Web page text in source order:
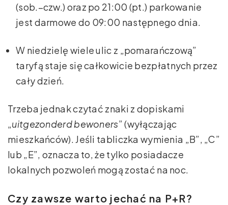
(sob.–czw.) oraz po 21:00 (pt.) parkowanie
jest darmowe do 09:00 następnego dnia.
W niedzielę wiele ulic z „pomarańczową”
taryfą staje się całkowicie bezpłatnych przez
cały dzień.
Trzeba jednak czytać znaki z dopiskami
„uitgezonderd bewoners” (wyłączając
mieszkańców). Jeśli tabliczka wymienia „B”, „C”
lub „E”, oznacza to, że tylko posiadacze
lokalnych pozwoleń mogą zostać na noc.
Czy zawsze warto jechać na P+R?